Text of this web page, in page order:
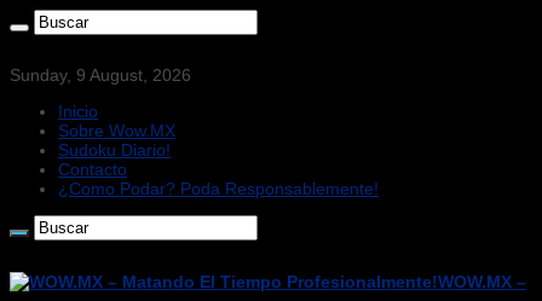
Sunday, 9 August, 2026
Inicio
Sobre Wow.MX
Sudoku Diario!
Contacto
¿Como Podar? Poda Responsablemente!
WOW.MX –